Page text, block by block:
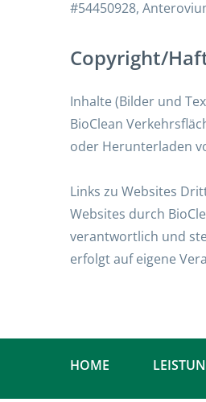
#54450928,
Copyright/
Inhalte (Bilder und
BioClean
oder Herunterladen
Links zu Websites
Websites durch
verantwortlich und
erfolgt auf eigene
HOME